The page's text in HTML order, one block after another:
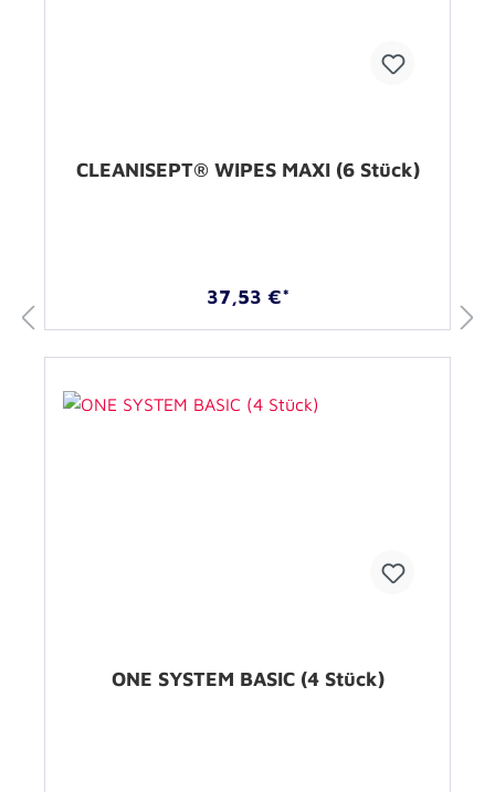
CLEANISEPT® WIPES MAXI (6 Stück)
37,53 €*
ONE SYSTEM BASIC (4 Stück)